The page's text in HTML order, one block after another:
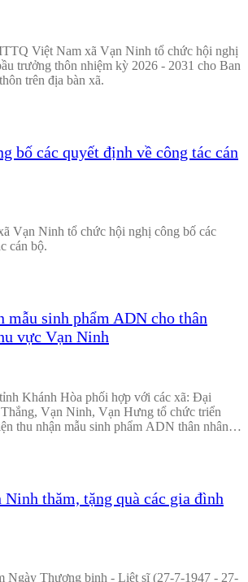
Việt Nam xã Vạn Ninh tổ chức hội nghị
trưởng thôn nhiệm kỳ 2026 - 2031 cho Ban
trên địa bàn xã.
bố các quyết định về công tác cán
Vạn Ninh tổ chức hội nghị công bố các
cán bộ.
mẫu sinh phẩm ADN cho thân
vực Vạn Ninh
Khánh Hòa phối hợp với các xã: Đại
Vạn Ninh, Vạn Hưng tổ chức triển
thu nhận mẫu sinh phẩm ADN thân nhân
Ninh thăm, tặng quà các gia đình
Ngày Thương binh - Liệt sĩ (27-7-1947 - 27-